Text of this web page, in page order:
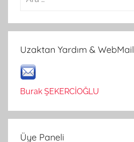
Uzaktan Yardım & WebMail
Burak ŞEKERCİOĞLU
Üye Paneli